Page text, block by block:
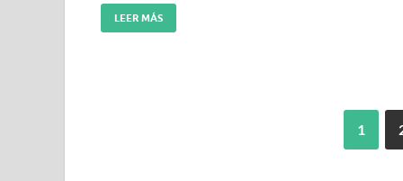
LEER MÁS
1